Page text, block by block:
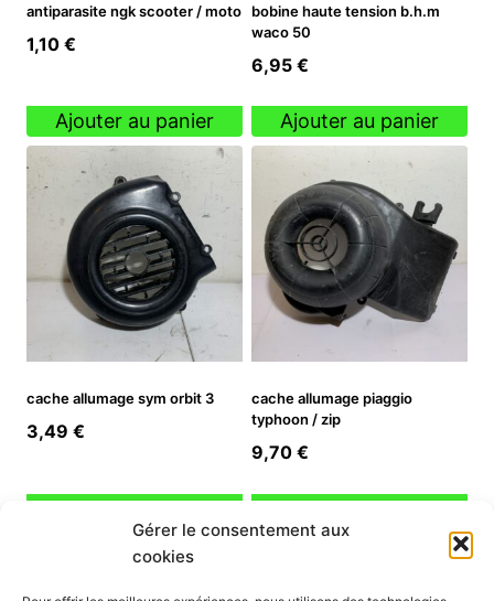
Gérer le consentement aux
cookies
antiparasite ngk scooter / moto
1,10 €
Ajouter au panier
bobine haute tension b.h.m
waco 50
6,95 €
Ajouter au panier
cache allumage sym orbit 3
3,49 €
Ajouter au panier
cache allumage piaggio
typhoon / zip
9,70 €
Ajouter au panier
INFORMATION